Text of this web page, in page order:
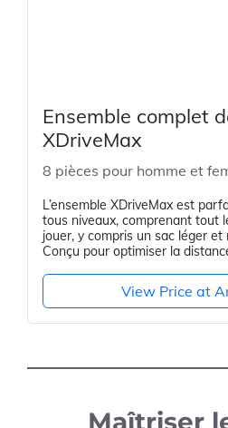
Ensemble complet
XDriveMax
8 pièces pour homme et
L’ensemble XDriveMax est
tous niveaux, comprenant tout
jouer, y compris un sac léger
Conçu pour optimiser la
View Price at
Maîtriser